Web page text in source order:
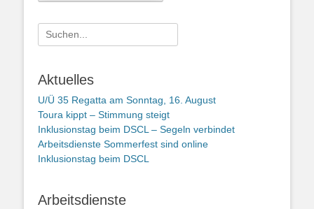
Suchen
nach:
Aktuelles
U/Ü 35 Regatta am Sonntag, 16. August
Toura kippt – Stimmung steigt
Inklusionstag beim DSCL – Segeln verbindet
Arbeitsdienste Sommerfest sind online
Inklusionstag beim DSCL
Arbeitsdienste